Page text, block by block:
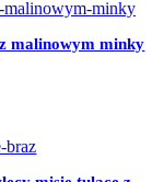
malinowym minky